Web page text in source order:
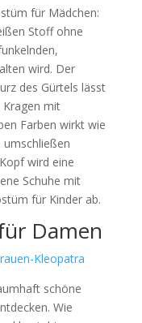
für Mädchen:
Stoff ohne
wird. Der
des Gürtels lässt
mit
Farben wirkt wie
umschließen
wird eine
Schuhe mit
für Kinder ab.
Damen
schöne
Wie